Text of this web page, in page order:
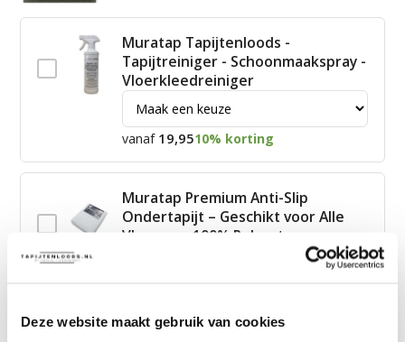
Deze website maakt gebruik van cookies
Muratap Tapijtenloods -
Tapijtreiniger - Schoonmaakspray -
Vloerkleedreiniger
vanaf 19,9510% korting
Muratap Premium Anti-Slip
Ondertapijt – Geschikt voor Alle
Vloeren – 100% Polyester